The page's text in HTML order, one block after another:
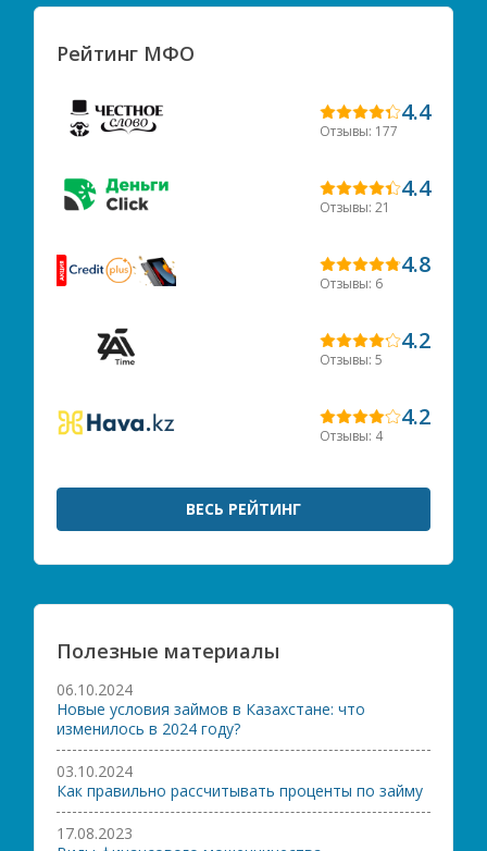
Рейтинг МФО
4.4
Отзывы: 177
4.4
Отзывы: 21
4.8
Отзывы: 6
4.2
Отзывы: 5
4.2
Отзывы: 4
ВЕСЬ РЕЙТИНГ
Полезные материалы
06.10.2024
Новые условия займов в Казахстане: что
изменилось в 2024 году?
03.10.2024
Как правильно рассчитывать проценты по займу
17.08.2023